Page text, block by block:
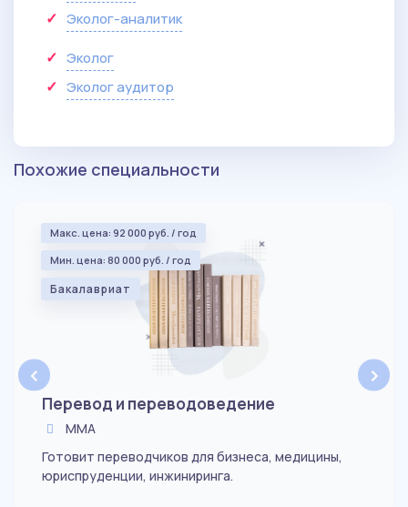
Эколог-аналитик
Эколог
Эколог аудитор
Похожие специальности
‹
Макс. цена: 92 000 руб. / год
Мин. цена: 80 000 руб. / год
Бакалавриат
Перевод и переводоведение
ММА
Готовит переводчиков для бизнеса, медицины,
юриспруденции, инжиниринга.
›